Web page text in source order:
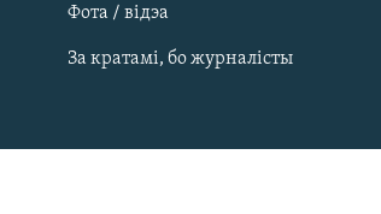
САЧЫЦЕ ЗА АБНАЎЛЕНЬНЯМІ
Фота / відэа
За кратамі, бо журналісты